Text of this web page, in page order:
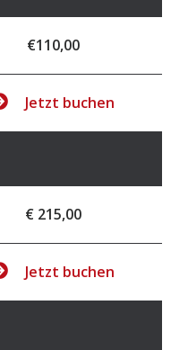
€110,00
Jetzt buchen
€ 215,00
Jetzt buchen